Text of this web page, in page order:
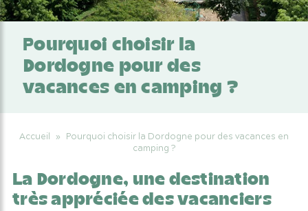
Pourquoi choisir la
Dordogne pour des
vacances en camping ?
Accueil » Pourquoi choisir la Dordogne pour des vacances en
camping ?
La Dordogne, une destination
très appréciée des vacanciers